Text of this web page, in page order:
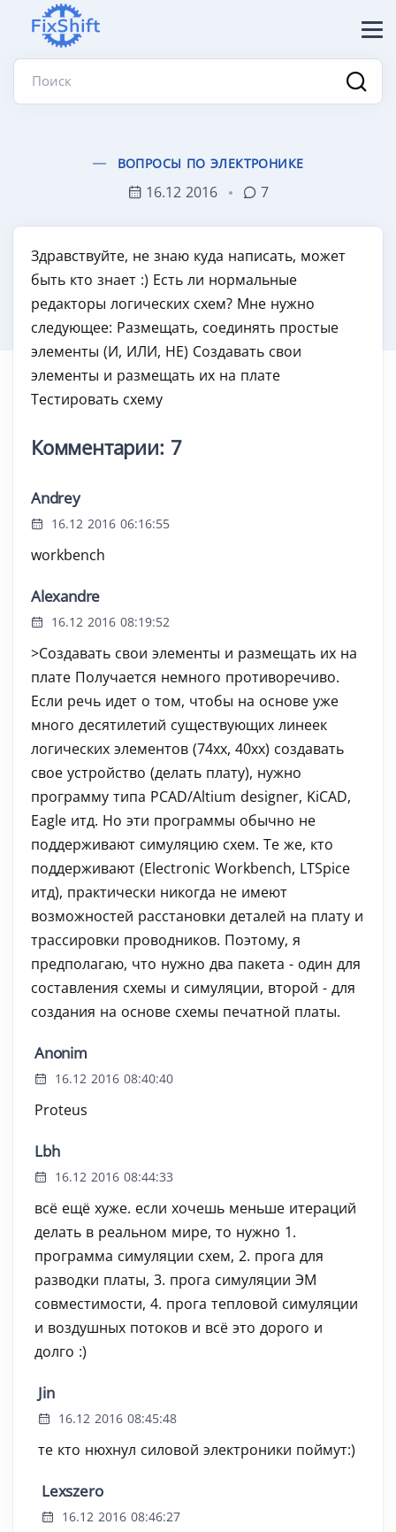
Поиск
ВОПРОСЫ ПО ЭЛЕКТРОНИКЕ
16.12 2016 7
Здравствуйте, не знаю куда написать, может
быть кто знает :) Есть ли нормальные
редакторы логических схем? Мне нужно
следующее: Размещать, соединять простые
элементы (И, ИЛИ, НЕ) Создавать свои
элементы и размещать их на плате
Тестировать схему
Комментарии: 7
Andrey
16.12 2016 06:16:55
workbench
Alexandre
16.12 2016 08:19:52
>Создавать свои элементы и размещать их на
плате Получается немного противоречиво.
Если речь идет о том, чтобы на основе уже
много десятилетий существующих линеек
логических элементов (74xx, 40xx) создавать
свое устройство (делать плату), нужно
программу типа PCAD/Altium designer, KiCAD,
Eagle итд. Но эти программы обычно не
поддерживают симуляцию схем. Те же, кто
поддерживают (Electronic Workbench, LTSpice
итд), практически никогда не имеют
возможностей расстановки деталей на плату и
трассировки проводников. Поэтому, я
предполагаю, что нужно два пакета - один для
составления схемы и симуляции, второй - для
создания на основе схемы печатной платы.
Anonim
16.12 2016 08:40:40
Proteus
Lbh
16.12 2016 08:44:33
всё ещё хуже. если хочешь меньше итераций
делать в реальном мире, то нужно 1.
программа симуляции схем, 2. прога для
разводки платы, 3. прога симуляции ЭМ
совместимости, 4. прога тепловой симуляции
и воздушных потоков и всё это дорого и
долго :)
Jin
16.12 2016 08:45:48
те кто нюхнул силовой электроники поймут:)
Lexszero
16.12 2016 08:46:27